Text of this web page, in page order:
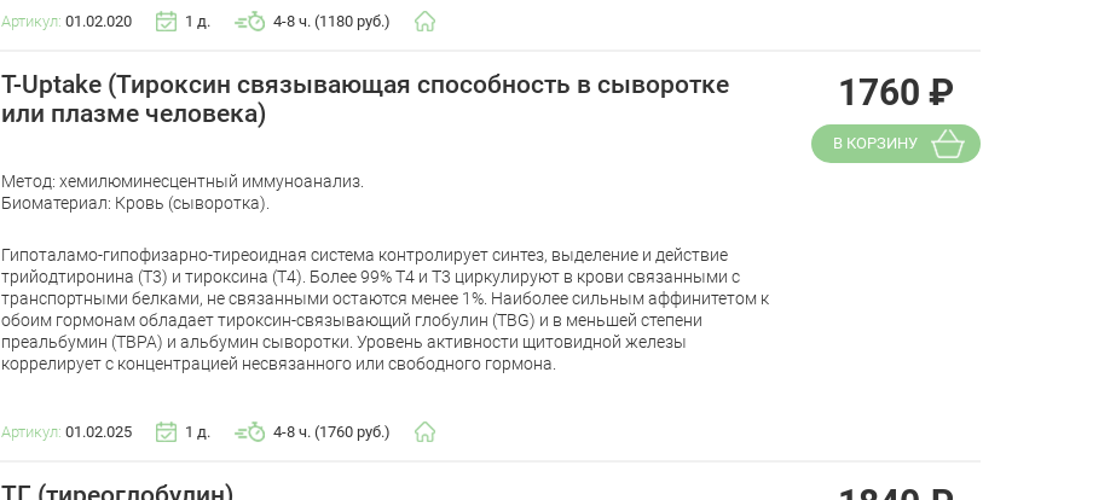
Артикул: 01.02.020 1 д. 4-8 ч. (1180 руб.)
T-Uptake (Тироксин связывающая способность в сыворотке
или плазме человека)
Метод: хемилюминесцентный иммуноанализ.
Биоматериал: Кровь (сыворотка).
Гипоталамо-гипофизарно-тиреоидная система контролирует синтез, выделение и действие
трийодтиронина (T3) и тироксина (T4). Более 99% T4 и T3 циркулируют в крови связанными с
транспортными белками, не связанными остаются менее 1%. Наиболее сильным аффинитетом к
обоим гормонам обладает тироксин-связывающий глобулин (TBG) и в меньшей степени
преальбумин (TBPA) и альбумин сыворотки. Уровень активности щитовидной железы
коррелирует с концентрацией несвязанного или свободного гормона.
Артикул: 01.02.025 1 д. 4-8 ч. (1760 руб.)
1760 ₽
В КОРЗИНУ